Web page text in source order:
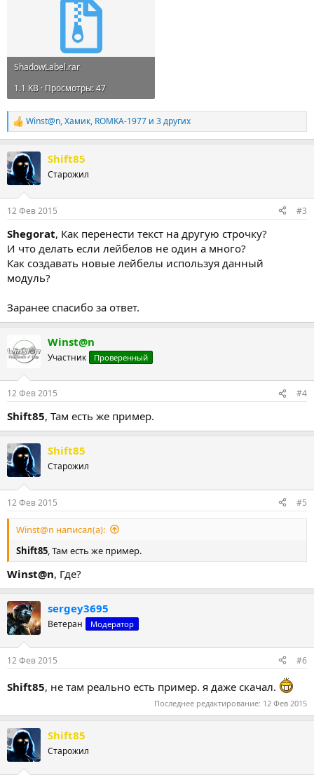
ShadowLabel.rar
1.1 KB · Просмотры: 47
Р
е
к
ц
и
Winst@n,Хамик, ROMKA-1977 и 3 других
Shift85
Старожил
12 Фев 2015 #3
Shegorat, Как перенести текст на другую строчку?
И что делать если лейбелов не один а много?
Как создавать новые лейбелы используя данный
модуль?
Заранее спасибо за ответ.
Winst@n
Участник Проверенный
12 Фев 2015 #4
Shift85, Там есть же пример.
Shift85
Старожил
12 Фев 2015 #5
Winst@n написал(а):
Shift85 , Там есть же пример.
Winst@n, Где?
sergey3695
Ветеран Модератор
12 Фев 2015 #6
Shift85, не там реально есть пример. я даже скачал.
Последнее редактирование: 12 Фев 2015
Shift85
Старожил